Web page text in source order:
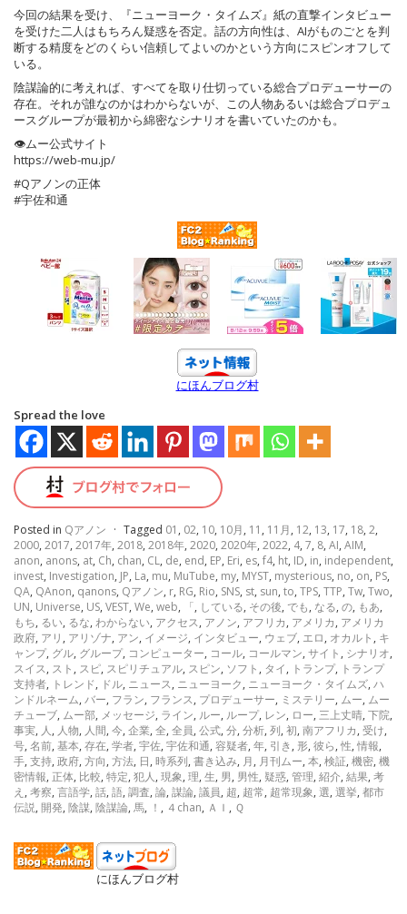
今回の結果を受け、『ニューヨーク・タイムズ』紙の直撃インタビュー
を受けた二人はもちろん疑惑を否定。話の方向性は、AIがものごとを判
断する精度をどのくらい信頼してよいのかという方向にスピンオフして
いる。
陰謀論的に考えれば、すべてを取り仕切っている総合プロデューサーの
存在。それが誰なのかはわからないが、この人物あるいは総合プロデュ
ースグループが最初から綿密なシナリオを書いていたのかも。
👁ムー公式サイト
https://web-mu.jp/
#Qアノンの正体
#宇佐和通
にほんブログ村
Spread the love
Posted in Qアノン · Tagged 01 , 02, 10, 10月, 11 , 11月, 12, 13, 17, 18, 2,
2000, 2017, 2017年, 2018, 2018年, 2020, 2020年, 2022, 4, 7, 8, AI, AIM,
anon, anons, at, Ch, chan, CL, de, end, EP, Eri, es, f4, ht, ID, in, independent,
invest, Investigation, JP, La, mu, MuTube, my, MYST, mysterious, no, on, PS,
QA, QAnon, qanons, Qアノン, r, RG, Rio, SNS, st, sun, to, TPS, TTP, Tw, Two,
UN, Universe, US, VEST, We, web, 「, している, その後, でも, なる, の, もあ,
もち, るい, るな, わからない, アクセス, アノン, アフリカ, アメリカ, アメリカ
政府, アリ , アリゾナ, アン, イメージ, インタビュー, ウェブ, エロ, オカルト , キ
ャンプ, グル, グループ, コンピューター, コール, コールマン, サイト , シナリオ,
スイス, スト , スピ, スピリチュアル, スピン, ソフト , タイ, トランプ, トランプ
支持者, トレンド, ドル, ニュース, ニューヨーク, ニューヨーク・タイムズ, ハ
ンドルネーム, バー, フラン, フランス, プロデューサー, ミステリー, ムー, ムー
チューブ, ムー部, メッセージ, ライン, ルー, ループ, レン, ロー, 三上丈晴, 下院,
事実, 人, 人物, 人間, 今, 企業, 全, 全員, 公式, 分, 分析, 列, 初, 南アフリカ, 受け,
号, 名前, 基本, 存在, 学者, 宇佐, 宇佐和通, 容疑者, 年, 引き, 形, 彼ら, 性, 情報,
手, 支持, 政府, 方向, 方法, 日, 時系列, 書き込み, 月, 月刊ムー, 本, 検証, 機密, 機
密情報, 正体, 比較, 特定, 犯人, 現象, 理, 生, 男, 男性, 疑惑, 管理, 紹介, 結果, 考
え , 考察, 言語学, 話, 語, 調査, 論, 謀論, 議員, 超, 超常, 超常現象, 選, 選挙, 都市
伝説, 開発, 陰謀, 陰謀論, 馬, ！ , ４chan, ＡＩ , Ｑ
にほんブログ村